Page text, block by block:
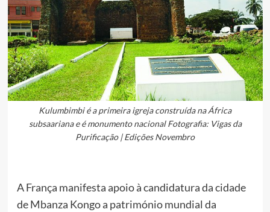
Kulumbimbi é a primeira igreja construída na África
subsaariana e é monumento nacional Fotografia: Vigas da
Purificação | Edições Novembro
A França manifesta apoio à candidatura da cidade
de Mbanza Kongo a património mundial da